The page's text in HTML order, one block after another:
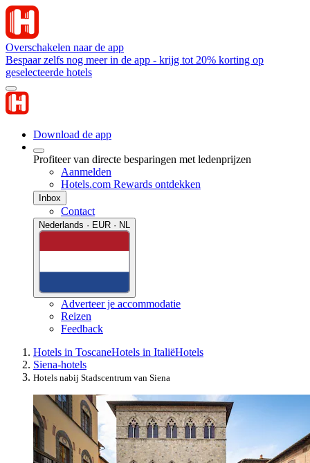
Overschakelen naar de app
Bespaar zelfs nog meer in de app - krijg tot 20% korting op
geselecteerde hotels
Download de app
Profiteer van directe besparingen met ledenprijzen
Aanmelden
Hotels.com Rewards ontdekken
Inbox
Contact
Nederlands · EUR · NL
Adverteer je accommodatie
Reizen
Feedback
Hotels in ToscaneHotels in ItaliëHotels
Siena-hotels
Hotels nabij Stadscentrum van Siena